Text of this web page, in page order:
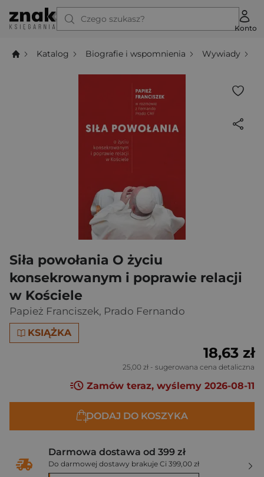
Czego szukasz?
Konto
Katalog Biografie i wspomnienia Wywiady
Siła powołania O życiu
konsekrowanym i poprawie relacji
w Kościele
Papież Franciszek, Prado Fernando
KSIĄŻKA
18,63 zł
25,00 zł - sugerowana cena detaliczna
Zamów teraz, wyślemy 2026-08-11
DODAJ DO KOSZYKA
Darmowa dostawa od 399 zł
Do darmowej dostawy brakuje Ci 399,00 zł